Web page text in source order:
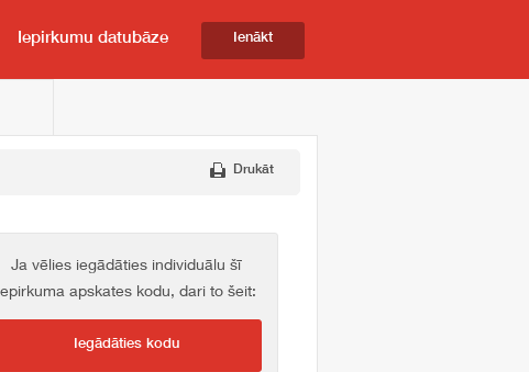
Iepirkumu datubāze Ienākt
Drukāt
Ja vēlies iegādāties individuālu šī
apskates kodu, dari to šeit:
Iegādāties kodu